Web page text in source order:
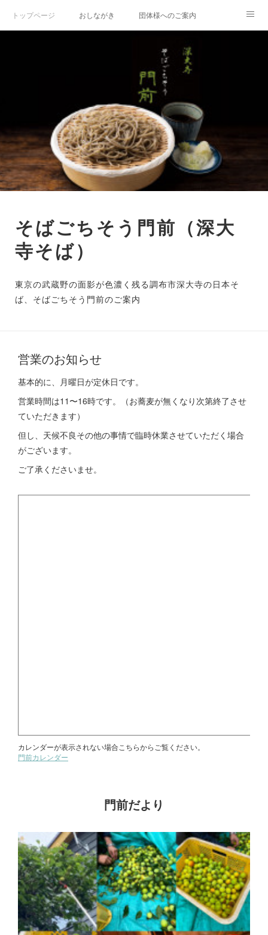
トップページ おしながき 団体様へのご案内
そばごちそう門前（深大
寺そば）
東京の武蔵野の面影が色濃く残る調布市深大寺の日本そ
ば、そばごちそう門前のご案内
営業のお知らせ
基本的に、月曜日が定休日です。
営業時間は11〜16時です。（お蕎麦が無くなり次第終了させ
ていただきます）
但し、天候不良その他の事情で臨時休業させていただく場合
がございます。
ご了承くださいませ。
門前だより